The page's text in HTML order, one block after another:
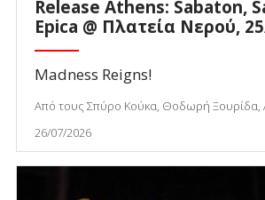
Release Athens: Sabaton,
Epica @ Πλατεία Νερού,
Madness Reigns!
Από τους Σπύρο Κούκα, Θοδωρή Ξουρίδα,
26/07/2026